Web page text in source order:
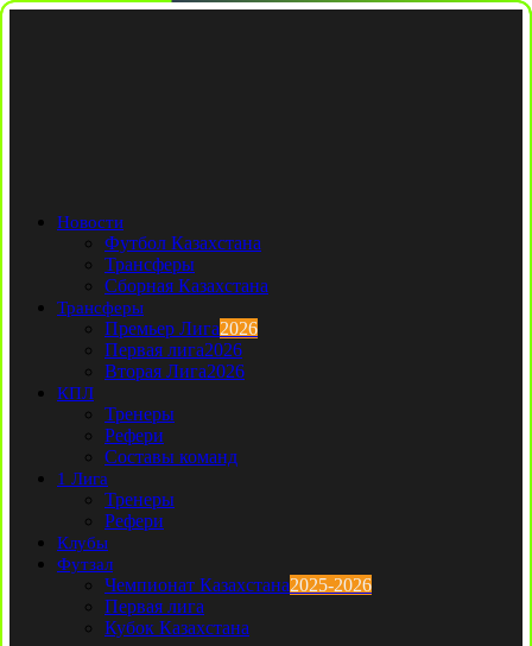
Новости
Футбол Казахстана
Трансферы
Сборная Казахстана
Трансферы
Премьер Лига2026
Первая лига2026
Вторая Лига2026
КПЛ
Тренеры
Рефери
Составы команд
1 Лига
Тренеры
Рефери
Клубы
Футзал
Чемпионат Казахстана2025-2026
Первая лига
Кубок Казахстана